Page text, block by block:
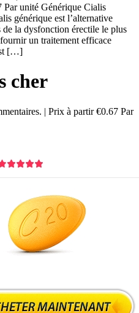
Par unité Générique Cialis
générique est l’alternative
de la dysfonction érectile le plus
un traitement efficace
[…]
cher
| Prix à partir€0.67 Par